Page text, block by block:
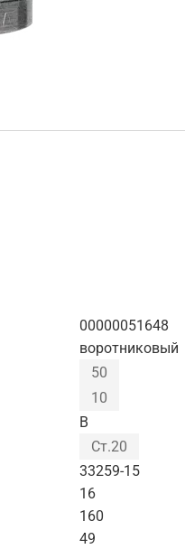
00000051648
воротниковый
50
10
B
Ст.20
33259-15
16
160
49